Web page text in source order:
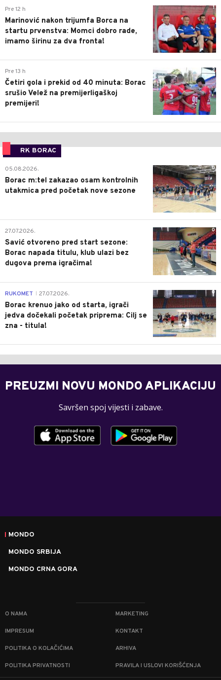
1
Pre 12 h
Marinović nakon trijumfa Borca na
startu prvenstva: Momci dobro rade,
imamo širinu za dva fronta!
3
Pre 13 h
Četiri gola i prekid od 40 minuta: Borac
srušio Velež na premijerligaškoj
premijeri!
RK BORAC
0
05.08.2026.
Borac m:tel zakazao osam kontrolnih
utakmica pred početak nove sezone
0
27.07.2026.
Savić otvoreno pred start sezone:
Borac napada titulu, klub ulazi bez
dugova prema igračima!
0
RUKOMET 27.07.2026.
Borac krenuo jako od starta, igrači
jedva dočekali početak priprema: Cilj se
zna - titula!
PREUZMI NOVU MONDO APLIKACIJU
Savršen spoj vijesti i zabave.
MONDO
MONDO SRBIJA
MONDO CRNA GORA
O NAMA MARKETING
IMPRESUM KONTAKT
POLITIKA O KOLAČIĆIMA ARHIVA
POLITIKA PRIVATNOSTI PRAVILA I USLOVI KORIŠĆENJA